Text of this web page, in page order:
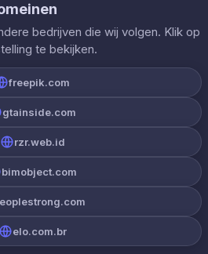
bedrijven die wij volgen. Klik op
te bekijken.
freepik.com
gtainside.com
rzr.web.id
bimobject.com
elo.com.br